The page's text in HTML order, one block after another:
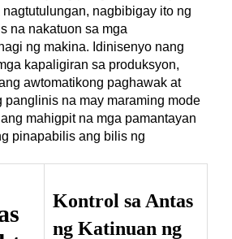
nagbibigay ito ng
na nakatuon sa mga
ng makina. Idinisenyo nang
kapaligiran sa produksyon,
awtomatikong paghawak at
panglinis na may maraming mode
mahigpit na mga pamantayan
pinapabilis ang bilis ng
Kontrol sa Antas
ng Katinuan ng